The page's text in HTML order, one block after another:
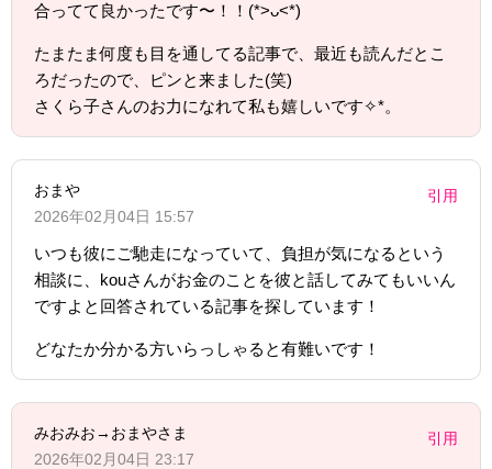
合ってて良かったです〜！！(*>ᴗ<*)
たまたま何度も目を通してる記事で、最近も読んだとこ
ろだったので、ピンと来ました(笑)
さくら子さんのお力になれて私も嬉しいです✧︎*。
おまや
2026年02月04日 15:57
引用
いつも彼にご馳走になっていて、負担が気になるという
相談に、kouさんがお金のことを彼と話してみてもいいん
ですよと回答されている記事を探しています！
どなたか分かる方いらっしゃると有難いです！
みおみお→おまやさま
2026年02月04日 23:17
引用